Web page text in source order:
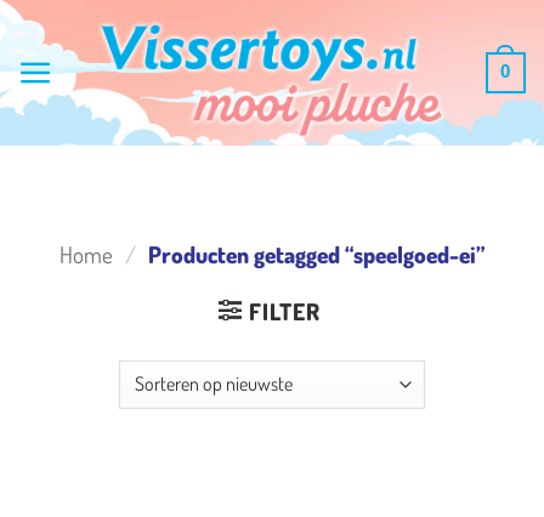
Ga
inhoud
0
Home / Producten getagged “speelgoed-ei”
FILTER